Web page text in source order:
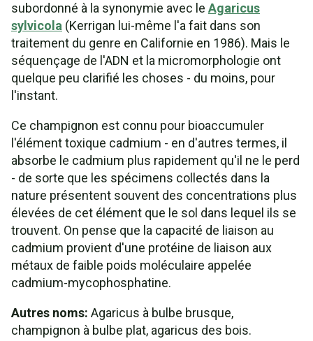
subordonné à la synonymie avec le Agaricus
sylvicola (Kerrigan lui-même l'a fait dans son
traitement du genre en Californie en 1986). Mais le
séquençage de l'ADN et la micromorphologie ont
quelque peu clarifié les choses - du moins, pour
l'instant.
Ce champignon est connu pour bioaccumuler
l'élément toxique cadmium - en d'autres termes, il
absorbe le cadmium plus rapidement qu'il ne le perd
- de sorte que les spécimens collectés dans la
nature présentent souvent des concentrations plus
élevées de cet élément que le sol dans lequel ils se
trouvent. On pense que la capacité de liaison au
cadmium provient d'une protéine de liaison aux
métaux de faible poids moléculaire appelée
cadmium-mycophosphatine.
Autres noms: Agaricus à bulbe brusque,
champignon à bulbe plat, agaricus des bois.